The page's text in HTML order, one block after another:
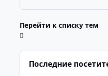
Перейти к списку тем
Последние